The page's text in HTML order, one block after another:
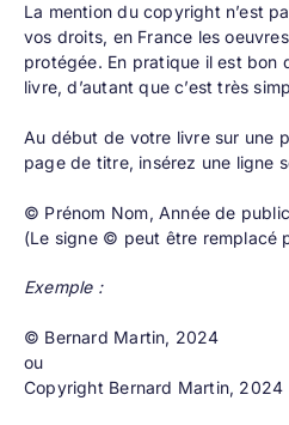
La mention du copyright n’est
vos droits, en France les
protégée. En pratique il est bon
livre, d’autant que c’est très
Au début de votre livre sur une
page de titre, insérez une ligne
© Prénom Nom, Année de
(Le signe © peut être remplacé
Exemple :
© Bernard Martin, 2024
ou
Copyright Bernard Martin, 2024